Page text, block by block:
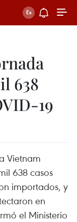
638
19
Vietnam
638 casos
importados, y
en
el Ministerio